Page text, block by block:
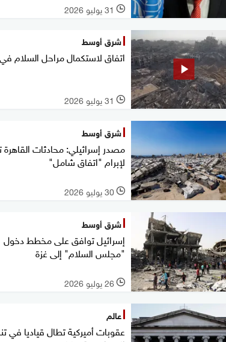
l 31 يوليو 2026
شرق أوسط
اتفاق لاستكمال مراحل السلام
l 31 يوليو 2026
شرق أوسط
مصدر إسرائيلي: محادثات
لإبرام "اتفاق شامل"
l 30 يوليو 2026
شرق أوسط
إسرائيل توافق على مخطط دخول
"مجلس السلام" إلى غزة
l 26 يوليو 2026
عالم
عقوبات أميركية تطال قياديا في